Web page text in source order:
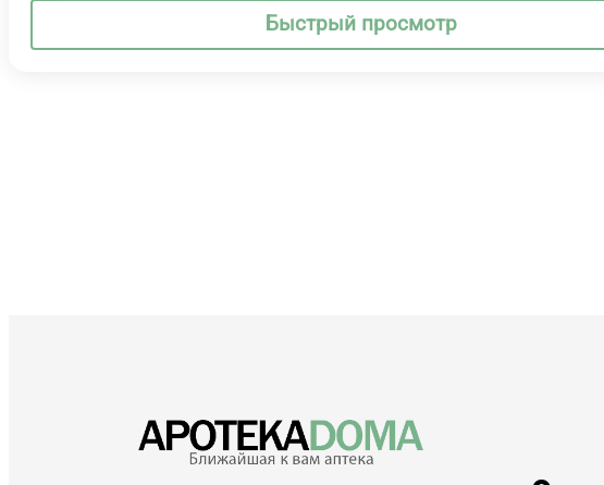
Быстрый просмотр